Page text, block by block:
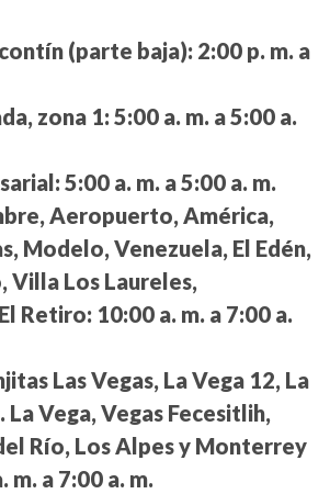
(parte baja): 2:00 p. m. a
zona 1: 5:00 a. m. a 5:00 a.
5:00 a. m. a 5:00 a. m.
Aeropuerto, América,
Modelo, Venezuela, El Edén,
Villa Los Laureles,
Retiro: 10:00 a. m. a 7:00 a.
Las Vegas, La Vega 12, La
La Vega, Vegas Fecesitlih,
Río, Los Alpes y Monterrey
m. a 7:00 a. m.